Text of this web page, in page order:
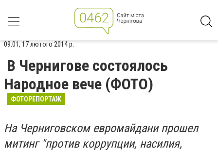
09:01, 17 лютого 2014 р.
В Чернигове состоялось
Народное вече (ФОТО)
ФОТОРЕПОРТАЖ
На Черниговском евромайдани прошел
митинг "против коррупции, насилия,